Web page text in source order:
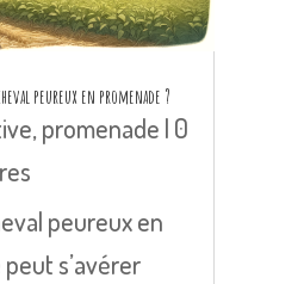
peureux en promenade ?
, promenade | 0
peureux en
s’avérer